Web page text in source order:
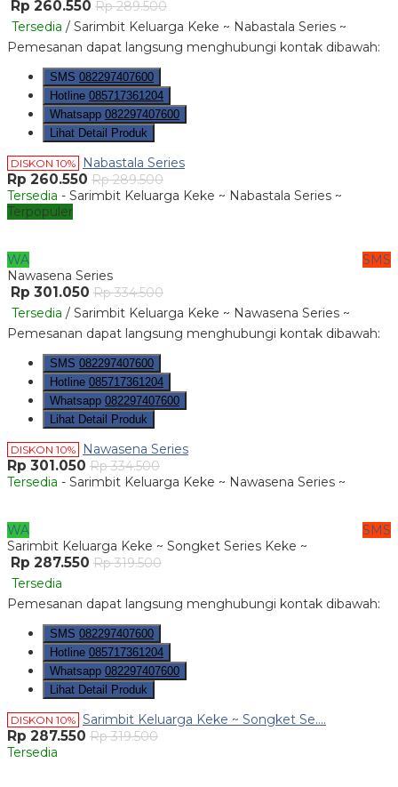
Rp 260.550 Rp 289.500
Tersedia / Sarimbit Keluarga Keke ~ Nabastala Series ~
Pemesanan dapat langsung menghubungi kontak dibawah:
SMS 082297407600
Hotline 085717361204
Whatsapp 082297407600
Lihat Detail Produk
DISKON 10% Nabastala Series
Rp 260.550 Rp 289.500
Tersedia - Sarimbit Keluarga Keke ~ Nabastala Series ~
Terpopuler
WA
SMS
Nawasena Series
Rp 301.050 Rp 334.500
Tersedia / Sarimbit Keluarga Keke ~ Nawasena Series ~
Pemesanan dapat langsung menghubungi kontak dibawah:
SMS 082297407600
Hotline 085717361204
Whatsapp 082297407600
Lihat Detail Produk
DISKON 10% Nawasena Series
Rp 301.050 Rp 334.500
Tersedia - Sarimbit Keluarga Keke ~ Nawasena Series ~
WA
SMS
Sarimbit Keluarga Keke ~ Songket Series Keke ~
Rp 287.550 Rp 319.500
Tersedia
Pemesanan dapat langsung menghubungi kontak dibawah:
SMS 082297407600
Hotline 085717361204
Whatsapp 082297407600
Lihat Detail Produk
DISKON 10% Sarimbit Keluarga Keke ~ Songket Se....
Rp 287.550 Rp 319.500
Tersedia